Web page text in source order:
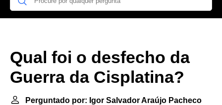
Qual foi o desfecho da
Guerra da Cisplatina?
Perguntado por: Igor Salvador Araújo Pacheco